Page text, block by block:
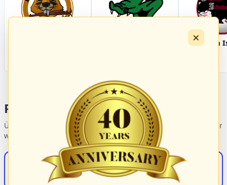
Fehmarn
Portalbereiche
Übersicht der Verbandsbereiche – wählen Sie einen Einstieg für
weiterführende Informationen.
S/HBV-Shop
Der Onlineshop des S/HBV
×